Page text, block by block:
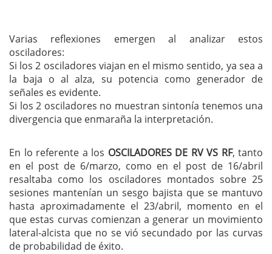
Varias reflexiones emergen al analizar estos
osciladores:
Si los 2 osciladores viajan en el mismo sentido, ya sea a
la baja o al alza, su potencia como generador de
señales es evidente.
Si los 2 osciladores no muestran sintonía tenemos una
divergencia que enmaraña la interpretación.
En lo referente a los OSCILADORES DE RV VS RF, tanto
en el post de 6/marzo, como en el post de 16/abril
resaltaba como los osciladores montados sobre 25
sesiones mantenían un sesgo bajista que se mantuvo
hasta aproximadamente el 23/abril, momento en el
que estas curvas comienzan a generar un movimiento
lateral-alcista que no se vió secundado por las curvas
de probabilidad de éxito.